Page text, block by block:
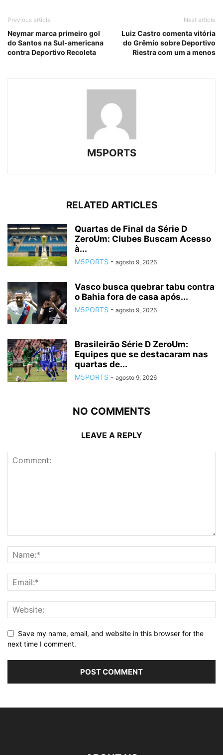
Previous article
Neymar marca primeiro gol
do Santos na Sul-americana
contra Deportivo Recoleta
Next article
Luiz Castro comenta vitória
do Grêmio sobre Deportivo
Riestra com um a menos
M5PORTS
RELATED ARTICLES
Quartas de Final da Série D
ZeroUm: Clubes Buscam Acesso
à...
M5PORTS - agosto 9, 2026
Vasco busca quebrar tabu contra
o Bahia fora de casa após...
M5PORTS - agosto 9, 2026
Brasileirão Série D ZeroUm:
Equipes que se destacaram nas
quartas de...
M5PORTS - agosto 9, 2026
NO COMMENTS
LEAVE A REPLY
Save my name, email, and website in this browser for the
next time I comment.